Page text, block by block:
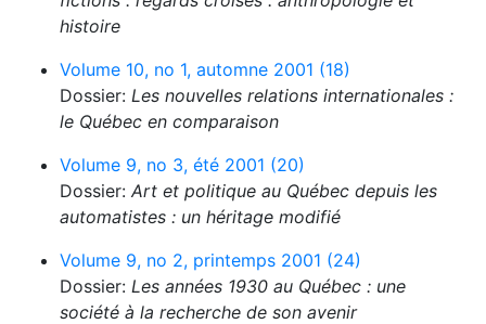
histoire
Volume 10, no 1, automne 2001 (18)
Dossier: Les nouvelles relations internationales :
le Québec en comparaison
Volume 9, no 3, été 2001 (20)
Dossier: Art et politique au Québec depuis les
automatistes : un héritage modifié
Volume 9, no 2, printemps 2001 (24)
Dossier: Les années 1930 au Québec : une
société à la recherche de son avenir